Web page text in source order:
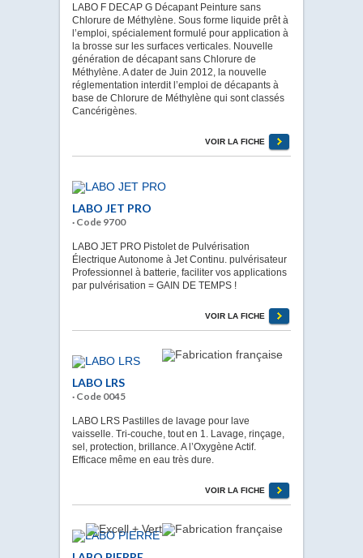
LABO F DECAP G Décapant Peinture sans
Chlorure de Méthylène. Sous forme liquide prêt à
l’emploi, spécialement formulé pour application à
la brosse sur les surfaces verticales. Nouvelle
génération de décapant sans Chlorure de
Méthylène. A dater de Juin 2012, la nouvelle
réglementation interdit l’emploi de décapants à
base de Chlorure de Méthylène qui sont classés
Cancérigènes.
VOIR LA FICHE
LABO JET PRO
· Code 9700
LABO JET PRO Pistolet de Pulvérisation
Électrique Autonome à Jet Continu. pulvérisateur
Professionnel à batterie, faciliter vos applications
par pulvérisation = GAIN DE TEMPS !
VOIR LA FICHE
LABO LRS
· Code 0045
LABO LRS Pastilles de lavage pour lave
vaisselle. Tri-couche, tout en 1. Lavage, rinçage,
sel, protection, brillance. A l’Oxygène Actif.
Efficace même en eau très dure.
VOIR LA FICHE